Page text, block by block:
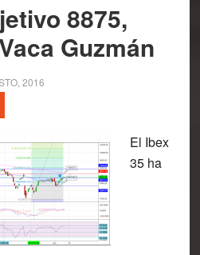
8875,
Guzmán
2016
El Ibex
35 ha